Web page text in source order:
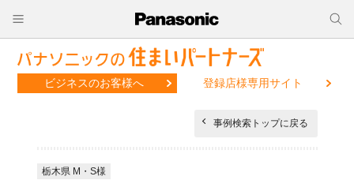
ビジネスのお客様へ 登録店様専用サイト
事例検索トップに戻る
栃木県 M・S様